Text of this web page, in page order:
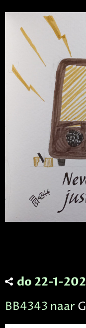
do 22-1-
BB4343 naar